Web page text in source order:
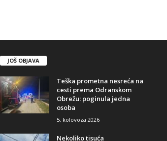
JOŠ OBJAVA
Teška prometna nesreća na
cesti prema Odranskom
Obrežu: poginula jedna
osoba
5. kolovoza 2026
Nekoliko tisuća